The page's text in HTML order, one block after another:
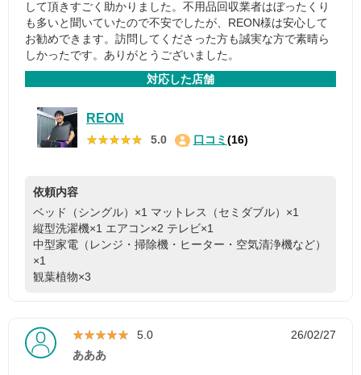
して頂きすごく助かりました。不用品回収業者はぼったくり
も多いと聞いていたので不安でしたが、REON様は安心して
お勧めできます。訪問してくださった方も誠実な方で素晴ら
しかったです。ありがとうございました。
対応した店舗
REON
★★★★★
★★★★★ 5.0 口コミ (16)
依頼内容
ベッド（シングル）×1 マットレス（セミダブル）×1
縦型洗濯機×1 エアコン×2 テレビ×1
中型家電（レンジ・掃除機・ヒーター・空気清浄機など）
×1
観葉植物×3
★★★★★
★★★★★ 5.0
26/02/27
あああ